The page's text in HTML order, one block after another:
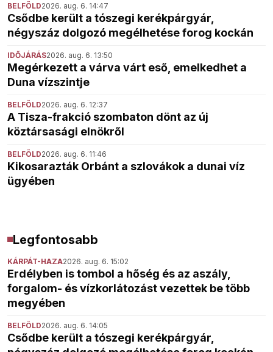
BELFÖLD2026. aug. 6. 14:47
Csődbe került a tószegi kerékpárgyár,
négyszáz dolgozó megélhetése forog kockán
IDŐJÁRÁS2026. aug. 6. 13:50
Megérkezett a várva várt eső, emelkedhet a
Duna vízszintje
BELFÖLD2026. aug. 6. 12:37
A Tisza-frakció szombaton dönt az új
köztársasági elnökről
BELFÖLD2026. aug. 6. 11:46
Kikosarazták Orbánt a szlovákok a dunai víz
ügyében
Legfontosabb
KÁRPÁT-HAZA2026. aug. 6. 15:02
Erdélyben is tombol a hőség és az aszály,
forgalom- és vízkorlátozást vezettek be több
megyében
BELFÖLD2026. aug. 6. 14:05
Csődbe került a tószegi kerékpárgyár,